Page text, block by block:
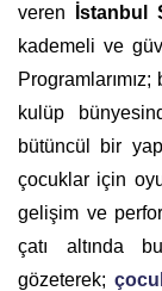
veren
İstanbul
kademeli ve
kulüp
bütüncül bir
çocuklar için
gelişim ve
çatı altında
gözeterek;